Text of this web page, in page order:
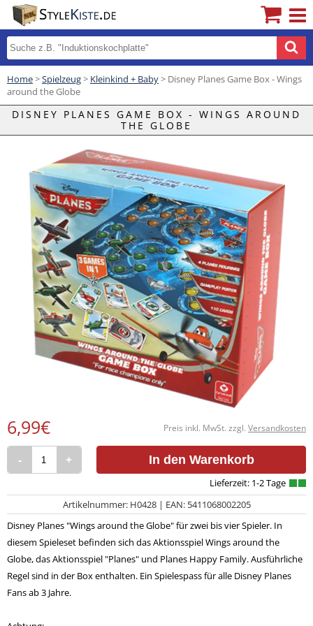
Home>Spielzeug> Kleinkind + Baby> Disney Planes Game Box - Wings
around the Globe
DISNEY PLANES GAME BOX - WINGS AROUND
THE GLOBE
Preis inkl. MwSt. zzgl. Versandkosten
6,99€
- + In den Warenkorb
Artikelnummer: H0428 | EAN: 5411068002205
Disney Planes "Wings around the Globe" für zwei bis vier Spieler. In
diesem Spieleset befinden sich das Aktionsspiel Wings around the
Globe, das Aktionsspiel "Planes" und Planes Happy Family. Ausführliche
Regel sind in der Box enthalten. Ein Spielespass für alle Disney Planes
Fans ab 3 Jahre.